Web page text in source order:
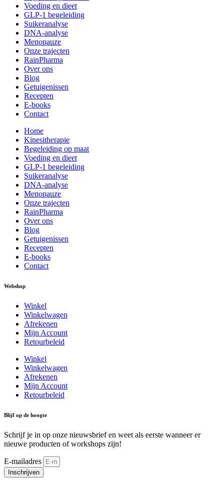
Voeding en dieet
GLP-1 begeleiding
Suikeranalyse
DNA-analyse
Menopauze
Onze trajecten
RainPharma
Over ons
Blog
Getuigenissen
Recepten
E-books
Contact
Home
Kinesitherapie
Begeleiding op maat
Voeding en dieet
GLP-1 begeleiding
Suikeranalyse
DNA-analyse
Menopauze
Onze trajecten
RainPharma
Over ons
Blog
Getuigenissen
Recepten
E-books
Contact
Webshop
Winkel
Winkelwagen
Afrekenen
Mijn Account
Retourbeleid
Winkel
Winkelwagen
Afrekenen
Mijn Account
Retourbeleid
Blijf op de hoogte
Schrijf je in op onze nieuwsbrief en weet als eerste wanneer er
nieuwe producten of workshops zijn!
E-mailadres
Inschrijven